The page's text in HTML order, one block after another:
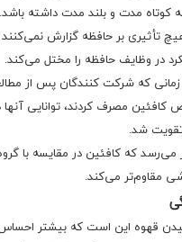
کوتاه مدت و بلند مدت داشته باشد.
تأثیری بر حافظه گزارش نمی‌کنند
در وظایف حافظه را مختل می‌کند.
که شرکت کنندگان پس از
کافئین مصرف کردند، توانایی
که کافئین در مقایسه با گروه
مقاوم‌تر می‌کند.
قهوه این است که بیشتر احساس